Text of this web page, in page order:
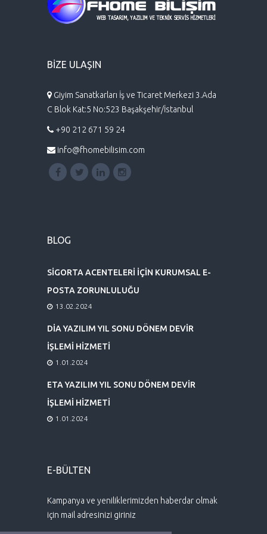
BİZE ULAŞIN
Giyim Sanatkarları İş ve Ticaret Merkezi 3.Ada
C Blok Kat:5 No:523 Başakşehir/İstanbul
+90 212 671 59 24
info@fhomebilisim.com
BLOG
SİGORTA ACENTELERİ İÇİN KURUMSAL E-
POSTA ZORUNLULUĞU
13.02.2024
DİA YAZILIM YIL SONU DÖNEM DEVİR
İŞLEMİ HİZMETİ
1.01.2024
ETA YAZILIM YIL SONU DÖNEM DEVİR
İŞLEMİ HİZMETİ
1.01.2024
E-BÜLTEN
Kampanya ve yeniliklerimizden haberdar olmak
için mail adresinizi giriniz